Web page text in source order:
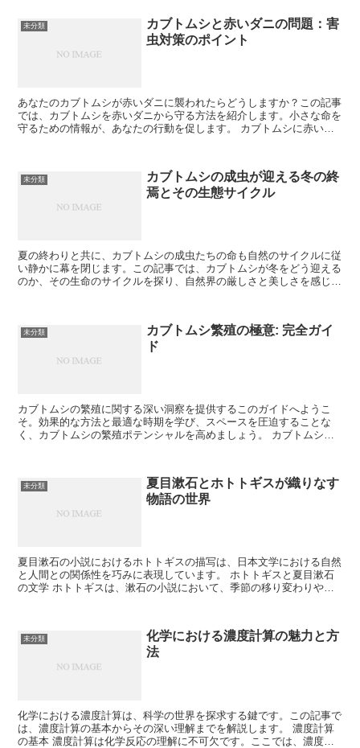
未分類
カブトムシと赤いダニの問題：害
虫対策のポイント
あなたのカブトムシが赤いダニに襲われたらどうしますか？この記事
では、カブトムシを赤いダニから守る方法を紹介します。小さな命を
守るための情報が、あなたの行動を促します。 カブトムシに赤いダ
未分類
カブトムシの成虫が迎える冬の終
焉とその生態サイクル
夏の終わりと共に、カブトムシの成虫たちの命も自然のサイクルに従
い静かに幕を閉じます。この記事では、カブトムシが冬をどう迎える
のか、その生命のサイクルを探り、自然界の厳しさと美しさを感じて
未分類
カブトムシ繁殖の極意: 完全ガイ
ド
カブトムシの繁殖に関する深い洞察を提供するこのガイドへようこ
そ。効果的な方法と最適な時期を学び、スペースを圧迫することな
く、カブトムシの繁殖ポテンシャルを高めましょう。 カブトムシの
未分類
夏目漱石とホトトギスが織りなす
物語の世界
夏目漱石の小説におけるホトトギスの描写は、日本文学における自然
と人間との関係性を巧みに表現しています。 ホトトギスと夏目漱石
の文学 ホトトギスは、漱石の小説において、季節の移り変わりや登
未分類
化学における濃度計算の魅力と方
法
化学における濃度計算は、科学の世界を探求する鍵です。この記事で
は、濃度計算の基本からその深い理解までを解説します。 濃度計算
の基本 濃度計算は化学反応の理解に不可欠です。ここでは、濃度計